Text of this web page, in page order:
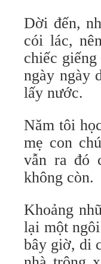
Dời đến,
cói lác,
chiếc
ngày ngày
lấy nước.
Năm tôi
mẹ con
vẫn ra đó
không còn.
Khoảng
lại một
bây giờ, di